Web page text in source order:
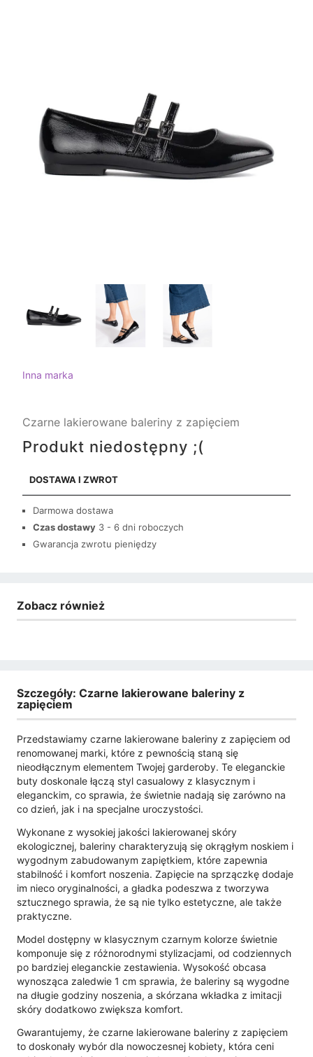
Inna marka
Czarne lakierowane baleriny z zapięciem
Produkt niedostępny ;(
DOSTAWA I ZWROT
Darmowa dostawa
Czas dostawy 3 - 6 dni roboczych
Gwarancja zwrotu pieniędzy
Zobacz również
Szczegóły: Czarne lakierowane baleriny z
zapięciem
Przedstawiamy czarne lakierowane baleriny z zapięciem od
renomowanej marki, które z pewnością staną się
nieodłącznym elementem Twojej garderoby. Te eleganckie
buty doskonale łączą styl casualowy z klasycznym i
eleganckim, co sprawia, że świetnie nadają się zarówno na
co dzień, jak i na specjalne uroczystości.
Wykonane z wysokiej jakości lakierowanej skóry
ekologicznej, baleriny charakteryzują się okrągłym noskiem i
wygodnym zabudowanym zapiętkiem, które zapewnia
stabilność i komfort noszenia. Zapięcie na sprzączkę dodaje
im nieco oryginalności, a gładka podeszwa z tworzywa
sztucznego sprawia, że są nie tylko estetyczne, ale także
praktyczne.
Model dostępny w klasycznym czarnym kolorze świetnie
komponuje się z różnorodnymi stylizacjami, od codziennych
po bardziej eleganckie zestawienia. Wysokość obcasa
wynosząca zaledwie 1 cm sprawia, że baleriny są wygodne
na długie godziny noszenia, a skórzana wkładka z imitacji
skóry dodatkowo zwiększa komfort.
Gwarantujemy, że czarne lakierowane baleriny z zapięciem
to doskonały wybór dla nowoczesnej kobiety, która ceni